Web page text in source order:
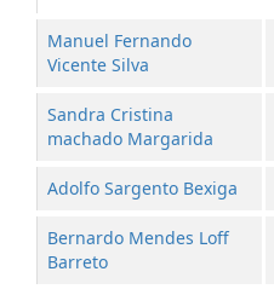
Manuel Fernando
Vicente Silva
Sandra Cristina
machado Margarida
Adolfo Sargento Bexiga
Bernardo Mendes Loff
Barreto